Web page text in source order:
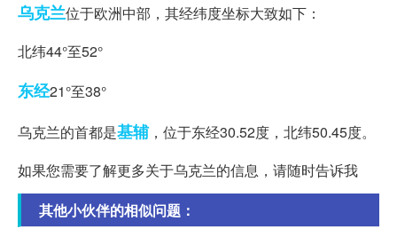
乌克兰位于欧洲中部，其经纬度坐标大致如下：
北纬44°至52°
东经21°至38°
乌克兰的首都是基辅，位于东经30.52度，北纬50.45度。
如果您需要了解更多关于乌克兰的信息，请随时告诉我
其他小伙伴的相似问题：